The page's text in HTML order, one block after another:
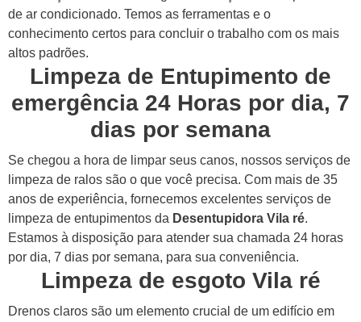
de ar condicionado. Temos as ferramentas e o
conhecimento certos para concluir o trabalho com os mais
altos padrões.
Limpeza de Entupimento de
emergência 24 Horas por dia, 7
dias por semana
Se chegou a hora de limpar seus canos, nossos serviços de
limpeza de ralos são o que você precisa. Com mais de 35
anos de experiência, fornecemos excelentes serviços de
limpeza de entupimentos da Desentupidora Vila ré.
Estamos à disposição para atender sua chamada 24 horas
por dia, 7 dias por semana, para sua conveniência.
Limpeza de esgoto Vila ré
Drenos claros são um elemento crucial de um edifício em